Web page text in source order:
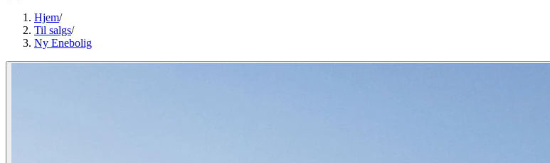
Hjem/
Til salgs/
Ny Enebolig